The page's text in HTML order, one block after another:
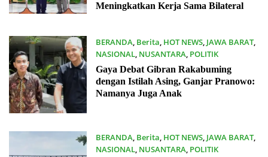
Meningkatkan Kerja Sama Bilateral
BERANDA, Berita, HOT NEWS, JAWA BARAT,
NASIONAL, NUSANTARA, POLITIK
23/12/2023
Gaya Debat Gibran Rakabuming
dengan Istilah Asing, Ganjar Pranowo:
Namanya Juga Anak
BERANDA, Berita, HOT NEWS, JAWA BARAT,
NASIONAL, NUSANTARA, POLITIK